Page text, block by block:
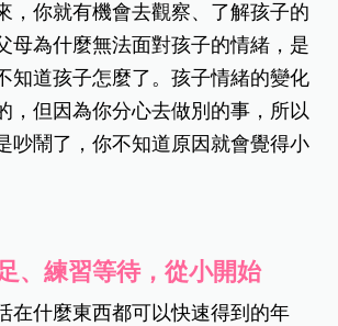
，你就有機會去觀察、了解孩子的
母為什麼無法面對孩子的情緒，是
知道孩子怎麼了。孩子情緒的變化
，但因為你分心去做別的事，所以
吵鬧了，你不知道原因就會覺得小
、練習等待，從小開始
在什麼東西都可以快速得到的年